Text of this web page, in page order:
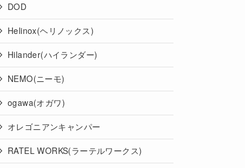
DOD
Helinox(ヘリノックス)
Hilander(ハイランダー)
NEMO(ニーモ)
ogawa(オガワ)
オレゴニアンキャンパー
RATEL WORKS(ラーテルワークス)